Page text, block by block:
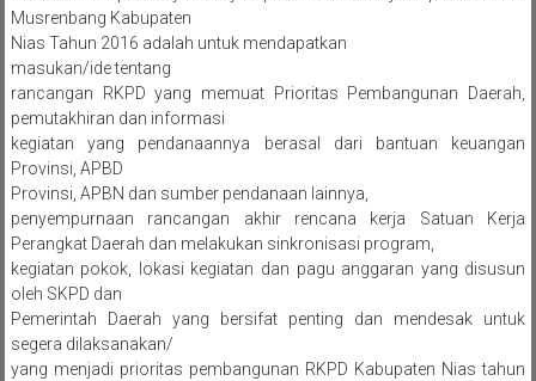
Musrenbang Kabupaten
Nias Tahun 2016 adalah untuk mendapatkan
masukan/ide tentang
rancangan RKPD yang memuat Prioritas Pembangunan Daerah,
pemutakhiran dan informasi
kegiatan yang pendanaannya berasal dari bantuan keuangan
Provinsi, APBD
Provinsi, APBN dan sumber pendanaan lainnya,
penyempurnaan rancangan akhir rencana kerja Satuan Kerja
Perangkat Daerah dan melakukan sinkronisasi program,
kegiatan pokok, lokasi kegiatan dan pagu anggaran yang disusun
oleh SKPD dan
Pemerintah Daerah yang bersifat penting dan mendesak untuk
segera dilaksanakan/
yang menjadi prioritas pembangunan RKPD Kabupaten Nias tahun